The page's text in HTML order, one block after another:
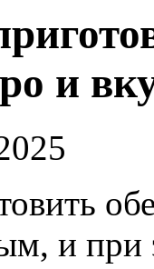
и
и при